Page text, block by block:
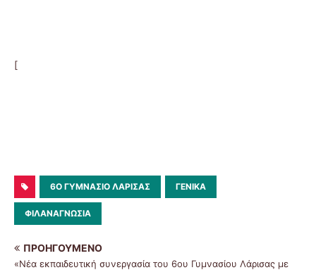
[
6O ΓΥΜΝΆΣΙΟ ΛΆΡΙΣΑΣ ΓΕΝΙΚΆ
ΦΙΛΑΝΑΓΝΩΣΊΑ
ΠΡΟΗΓΟΎΜΕΝΟ
«Νέα εκπαιδευτική συνεργασία του 6ου Γυμνασίου Λάρισας με